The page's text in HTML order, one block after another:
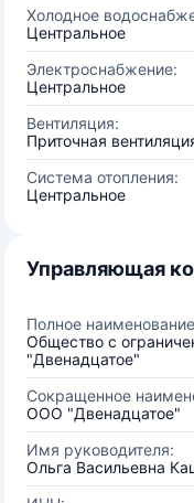
Холодное
Центральное
Электроснабжение:
Центральное
Вентиляция:
Приточная
Система отопления:
Центральное
Управляющая
Полное
Общество с
"Двенадцатое"
Сокращенное
ООО "Двенадцатое"
Имя руководителя:
Ольга Васильевна